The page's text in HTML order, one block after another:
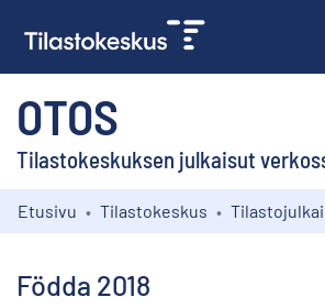
OTOS
Tilastokeskuksen julkaisut
Selaa
Etusivu Tilastokeskus
Födda 2018